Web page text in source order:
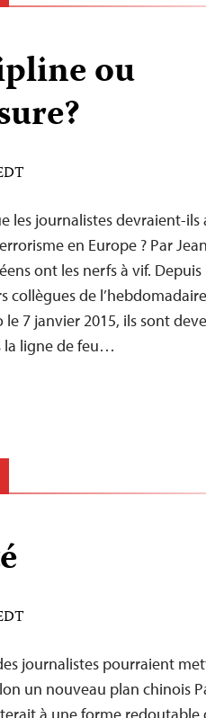
ou
les journalistes devraient-
en Europe ? Par
ont les nerfs à vif. Depuis
collègues de
7 janvier 2015, ils sont
la ligne de feu…
journalistes pourraient
un nouveau plan chinois